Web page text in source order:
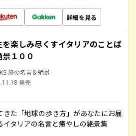
詳細を見る
を楽しみ尽くすイタリアのことば
景１００
旅の名言＆絶景
発売
た「地球の歩き方」があなたにお届
イタリアの名言と癒やしの絶景集